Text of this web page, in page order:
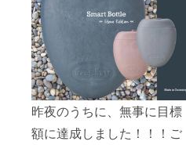
にお待ちください！さて本
日は、「容量にあった六十
度のお湯の作り方を教えて
ください」というご質問を
いただきました。弊社事務
所では、ガス給湯器の設定
昨夜のうちに、無事に目標
額に達成しました！！！ご